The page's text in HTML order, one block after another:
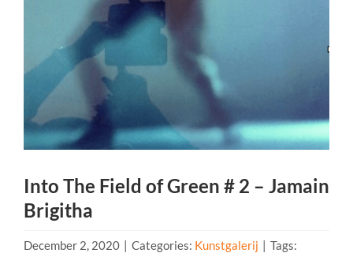
Into The Field of Green # 2 – Jamain
Brigitha
December 2, 2020 | Categories: Kunstgalerij | Tags: